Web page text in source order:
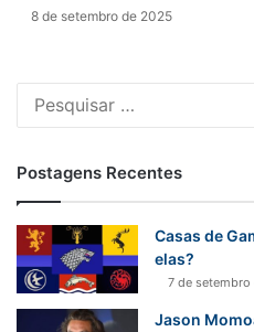
8 de setembro de 2025
Postagens Recentes
Casas de
elas?
7 de
Jason